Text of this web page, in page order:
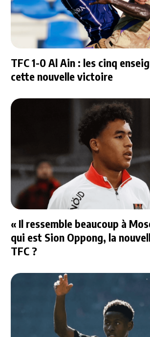
TFC 1-0 Al Ain : les cinq
cette nouvelle victoire
« Il ressemble beaucoup à
qui est Sion Oppong, la
TFC ?